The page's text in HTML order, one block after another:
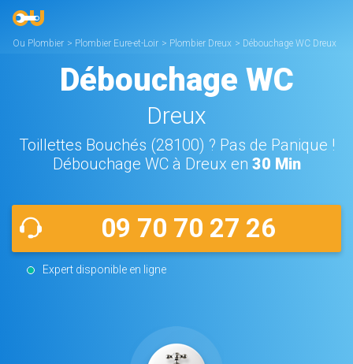
Ou Plombier > Plombier Eure-et-Loir > Plombier Dreux > Débouchage WC Dreux
Débouchage WC
Dreux
Toillettes Bouchés (28100) ? Pas de Panique !
Débouchage WC à Dreux en 30 Min
09 70 70 27 26
Expert disponible en ligne